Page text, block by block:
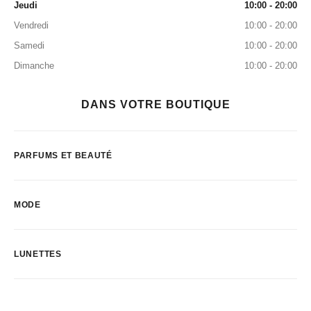
Jeudi
10:00 - 20:00
Vendredi
10:00 - 20:00
Samedi
10:00 - 20:00
Dimanche
10:00 - 20:00
DANS VOTRE BOUTIQUE
PARFUMS ET BEAUTÉ
MODE
LUNETTES